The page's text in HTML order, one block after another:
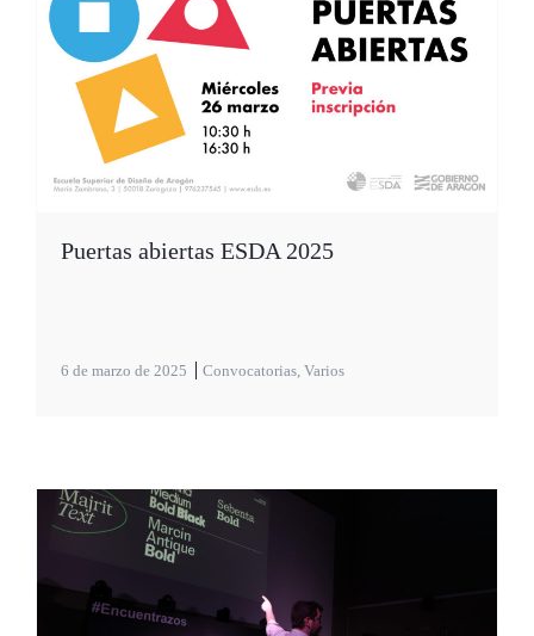
Puertas abiertas ESDA 2025
6 de marzo de 2025 Convocatorias, Varios